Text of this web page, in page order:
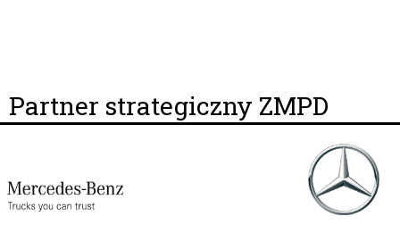
Partner strategiczny ZMPD